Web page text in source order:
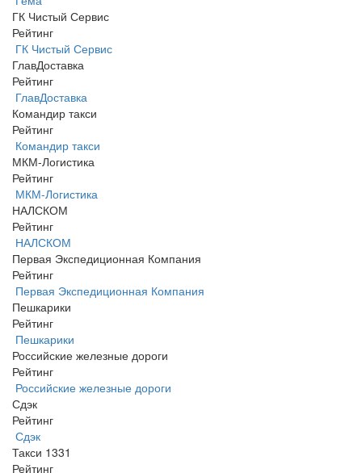
ГК Чистый Сервис
Рейтинг
ГК Чистый Сервис
ГлавДоставка
Рейтинг
ГлавДоставка
Командир такси
Рейтинг
Командир такси
МКМ-Логистика
Рейтинг
МКМ-Логистика
НАЛСКОМ
Рейтинг
НАЛСКОМ
Первая Экспедиционная Компания
Рейтинг
Первая Экспедиционная Компания
Пешкарики
Рейтинг
Пешкарики
Российские железные дороги
Рейтинг
Российские железные дороги
Сдэк
Рейтинг
Сдэк
Такси 1331
Рейтинг